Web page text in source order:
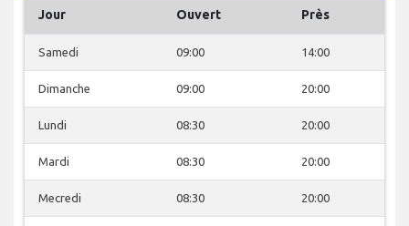
Jour Ouvert Près
Samedi 09:00 14:00
Dimanche 09:00 20:00
Lundi 08:30 20:00
Mardi 08:30 20:00
Mecredi 08:30 20:00